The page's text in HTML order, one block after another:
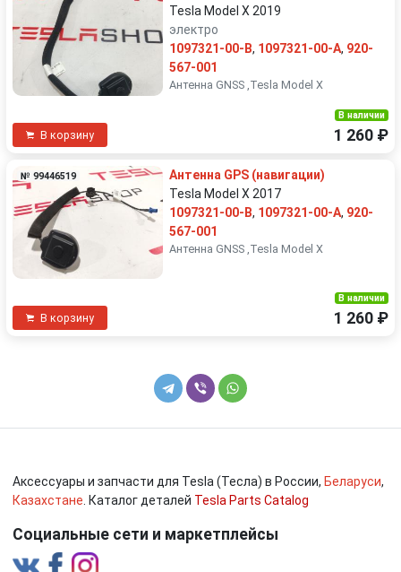
Tesla Model X 2019
электро
1097321-00-B, 1097321-00-A, 920-
567-001
Антенна GNSS ,Tesla Model X
В корзину
В наличии
1 260 ₽
№ 99446519
Антенна GPS (навигации)
Tesla Model X 2017
1097321-00-B, 1097321-00-A, 920-
567-001
Антенна GNSS ,Tesla Model X
В корзину
В наличии
1 260 ₽
Аксессуары и запчасти для Tesla (Тесла) в России, Беларуси,
Казахстане . Каталог деталей Tesla Parts Catalog
Социальные сети и маркетплейсы